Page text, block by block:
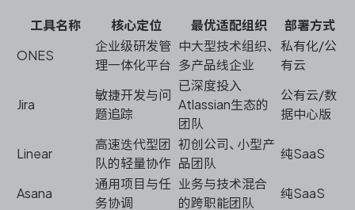
ONES 资讯
工具名称 核心定位 最优适配组织 部署方式
ONES
企业级研发管
理一体化平台
中大型技术组织、
多产品线企业
私有化/公
有云
Jira
敏捷开发与问
题追踪
已深度投入
Atlassian生态的
团队
公有云/数
据中心版
Linear
高速迭代型团
队的轻量协作
初创公司、小型产
品团队
纯SaaS
Asana
通用项目与任
务协调
业务与技术混合
的跨职能团队
纯SaaS